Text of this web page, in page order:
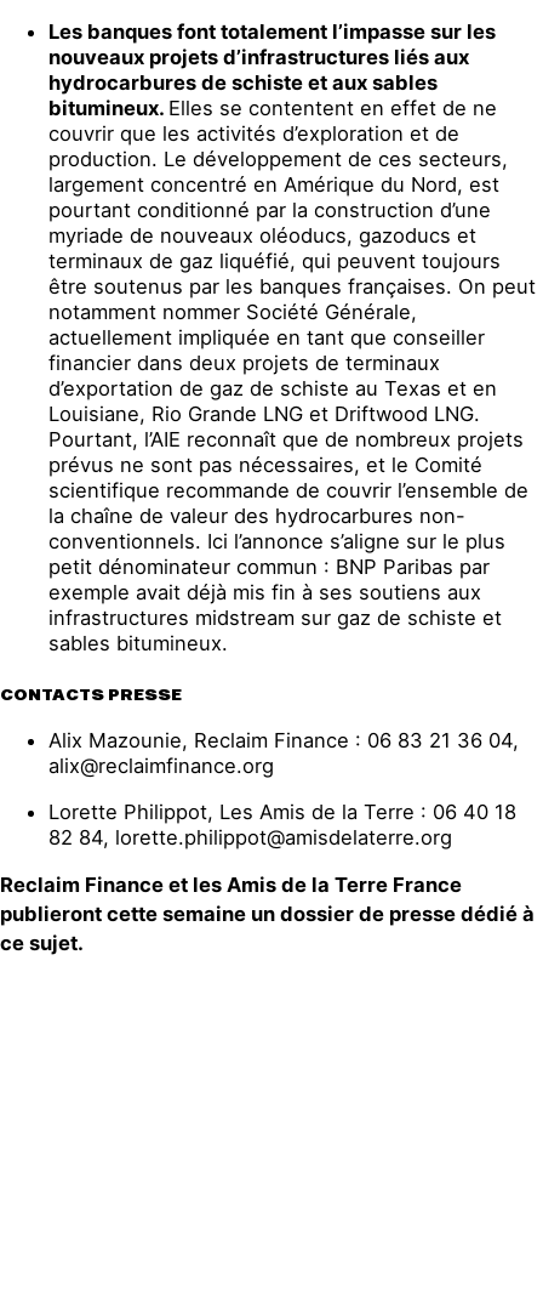
Les banques font totalement l’impasse sur les
nouveaux projets d’infrastructures liés aux
hydrocarbures de schiste et aux sables
bitumineux. Elles se contentent en effet de ne
couvrir que les activités d’exploration et de
production. Le développement de ces secteurs,
largement concentré en Amérique du Nord, est
pourtant conditionné par la construction d’une
myriade de nouveaux oléoducs, gazoducs et
terminaux de gaz liquéfié, qui peuvent toujours
être soutenus par les banques françaises. On peut
notamment nommer Société Générale,
actuellement impliquée en tant que conseiller
financier dans deux projets de terminaux
d’exportation de gaz de schiste au Texas et en
Louisiane, Rio Grande LNG et Driftwood LNG.
Pourtant, l’AIE reconnaît que de nombreux projets
prévus ne sont pas nécessaires, et le Comité
scientifique recommande de couvrir l’ensemble de
la chaîne de valeur des hydrocarbures non-
conventionnels. Ici l’annonce s’aligne sur le plus
petit dénominateur commun : BNP Paribas par
exemple avait déjà mis fin à ses soutiens aux
infrastructures midstream sur gaz de schiste et
sables bitumineux.
CONTACTS PRESSE
Alix Mazounie, Reclaim Finance : 06 83 21 36 04,
alix@reclaimfinance.org
Lorette Philippot, Les Amis de la Terre : 06 40 18
82 84, lorette.philippot@amisdelaterre.org
Reclaim Finance et les Amis de la Terre France
publieront cette semaine un dossier de presse dédié à
ce sujet.